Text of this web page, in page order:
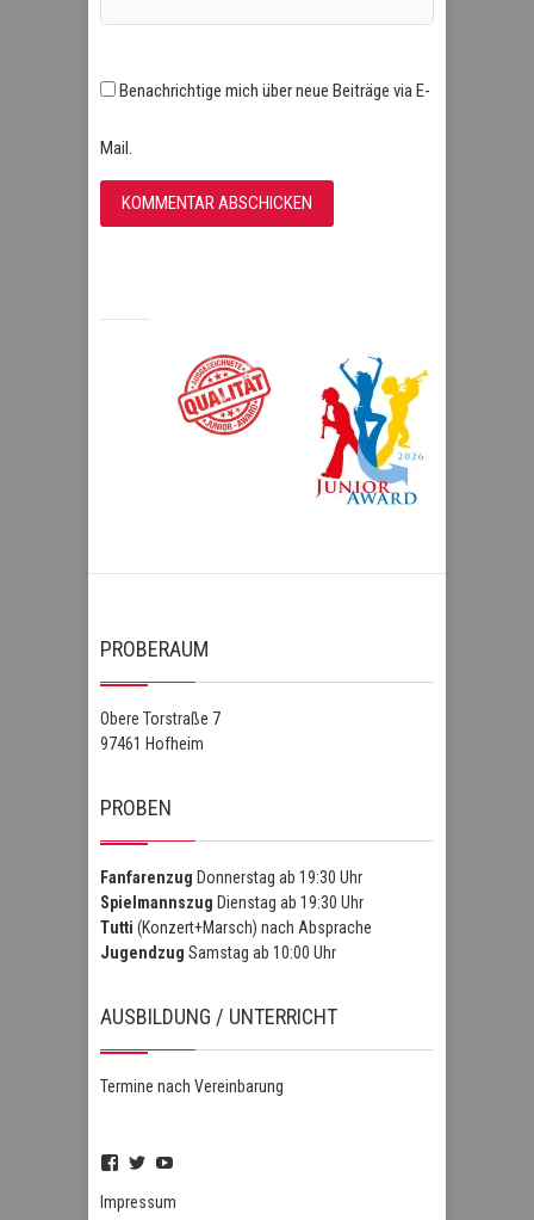
Benachrichtige mich über neue Beiträge via E-
Mail.
PROBERAUM
Obere Torstraße 7
97461 Hofheim
PROBEN
Fanfarenzug Donnerstag ab 19:30 Uhr
Spielmannszug Dienstag ab 19:30 Uhr
Tutti (Konzert+Marsch) nach Absprache
Jugendzug Samstag ab 10:00 Uhr
AUSBILDUNG / UNTERRICHT
Termine nach Vereinbarung
Profil
FSZHofheim
Profil
FSZHOH
UCIPUnOSBlWxEpiBka0jOAfw
Impressum